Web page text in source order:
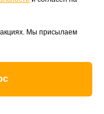
Мы присылаем